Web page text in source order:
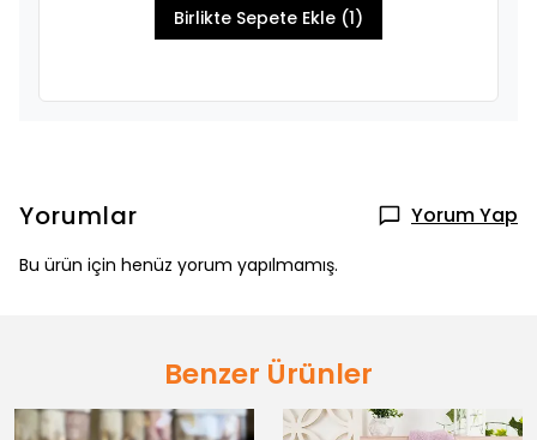
Birlikte Sepete Ekle (1)
Yorumlar Yorum Yap
Bu ürün için henüz yorum yapılmamış.
Benzer Ürünler